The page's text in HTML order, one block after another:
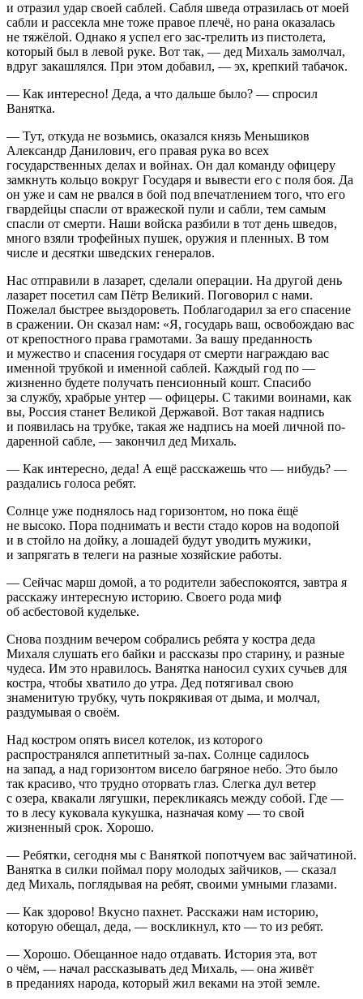
и отразил удар своей саблей. Сабля шведа отразилась от моей
сабли и рассекла мне тоже правое плечё, но рана оказалась
не тяжёлой. Однако я успел его зас-трелить из пистолета,
который был в левой руке. Вот так, — дед Михаль замолчал,
вдруг закашлялся. При этом добавил, — эх, крепкий табачок.
— Как интересно! Деда, а что дальше было? — спросил
Ванятка.
— Тут, откуда не возьмись, оказался князь Меньшиков
Александр Данилович, его правая рука во всех
государственных делах и войнах. Он дал команду офицеру
замкнуть кольцо вокруг Государя и вывести его с поля боя. Да
он уже и сам не рвался в бой под впечатлением того, что его
гвардейцы спасли от вражеской пули и сабли, тем самым
спасли от смерти. Наши войска разбили в тот день шведов,
много взяли трофейных пушек, оружия и пленных. В том
числе и десятки шведских генералов.
Нас отправили в лазарет, сделали операции. На другой день
лазарет посетил сам Пётр Великий. Поговорил с нами.
Пожелал быстрее выздороветь. Поблагодарил за его спасение
в сражении. Он сказал нам: «Я, государь ваш, освобождаю вас
от крепостного права грамотами. За вашу преданность
и мужество и спасения государя от смерти награждаю вас
именной трубкой и именной саблей. Каждый год по —
жизненно будете получать пенсионный кошт. Спасибо
за службу, храбрые унтер — офицеры. С такими воинами, как
вы, Россия станет Великой Державой. Вот такая надпись
и появилась на трубке, такая же надпись на моей личной по-
даренной сабле, — закончил дед Михаль.
— Как интересно, деда! А ещё расскажешь что — нибудь? —
раздались голоса ребят.
Солнце уже поднялось над горизонтом, но пока ёщё
не высоко. Пора поднимать и вести стадо коров на водопой
и в стойло на дойку, а лошадей будут уводить мужики,
и запрягать в телеги на разные хозяйские работы.
— Сейчас марш домой, а то родители забеспокоятся, завтра я
расскажу интересную историю. Своего рода миф
об асбестовой кудельке.
Снова поздним вечером собрались ребята у костра деда
Михаля слушать его байки и рассказы про старину, и разные
чудеса. Им это нравилось. Ванятка наносил сухих сучьев для
костра, чтобы хватило до утра. Дед потягивал свою
знаменитую трубку, чуть покрякивая от дыма, и молчал,
раздумывая о своём.
Над костром опять висел котелок, из которого
распространялся аппетитный за-пах. Солнце садилось
на запад, а над горизонтом висело багряное небо. Это было
так красиво, что трудно оторвать глаз. Слегка дул ветер
с озера, квакали лягушки, перекликаясь между собой. Где —
то в лесу куковала кукушка, назначая кому — то свой
жизненный срок. Хорошо.
— Ребятки, сегодня мы с Ваняткой попотчуем вас зайчатиной.
Ванятка в силки поймал пору молодых зайчиков, — сказал
дед Михаль, поглядывая на ребят, своими умными глазами.
— Как здорово! Вкусно пахнет. Расскажи нам историю,
которую обещал, деда, — воскликнул, кто — то из ребят.
— Хорошо. Обещанное надо отдавать. История эта, вот
о чём, — начал рассказывать дед Михаль, — она живёт
в преданиях народа, который жил веками на этой земле.